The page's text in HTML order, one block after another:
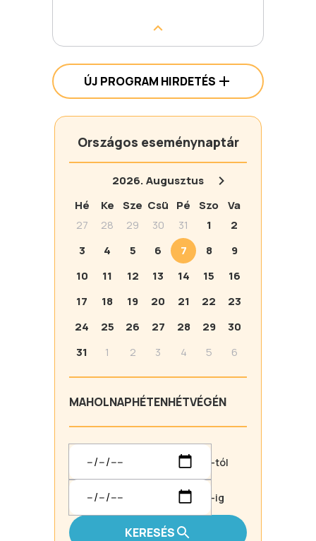
ÚJ PROGRAM HIRDETÉS
Országos eseménynaptár
2026.Augusztus
Hé
Ke Sze Csü Pé Szo
Va
27
28 29 30 31 1
2
3
4 5 6 7 8
9
10
11 12 13 14 15
16
17
18 19 20 21 22
23
24
25 26 27 28 29
30
31
1 2 3 4 5 6
MAHOLNAPHÉTENHÉTVÉGÉN
-tól
-ig
KERESÉS